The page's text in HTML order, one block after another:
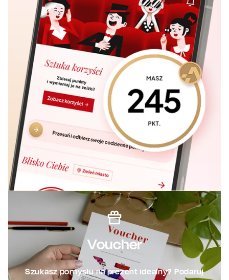
Voucher
Szukasz pomysłu na prezent idealny? Podaruj